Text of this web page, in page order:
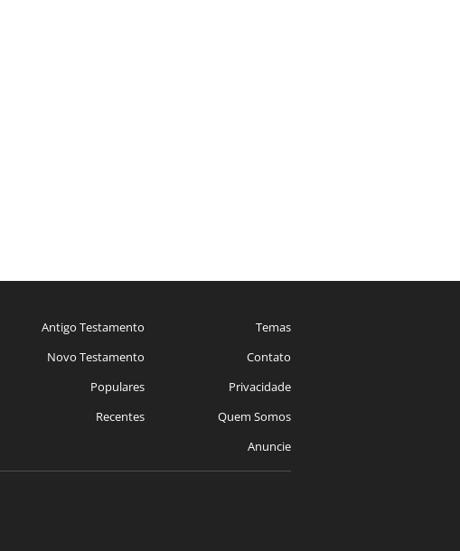
Antigo Testamento
Novo Testamento
Populares
Recentes
Temas
Contato
Privacidade
Quem Somos
Anuncie